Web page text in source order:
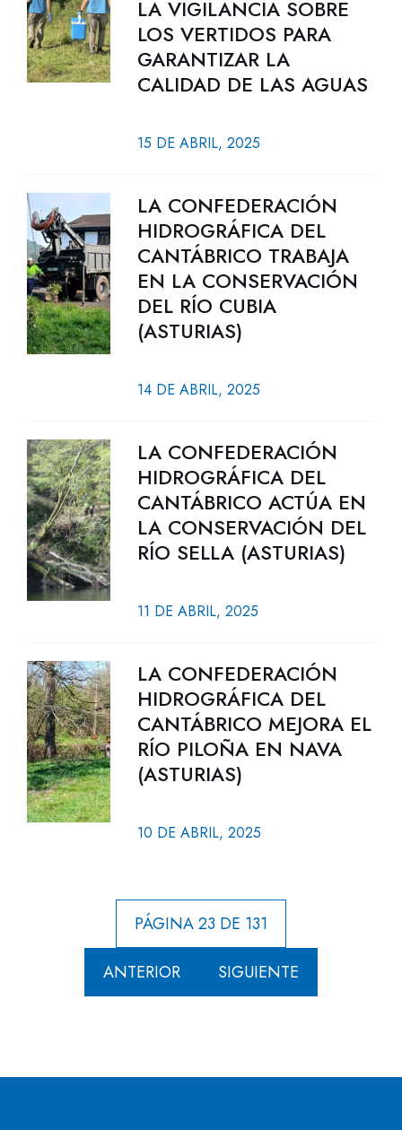
LA VIGILANCIA SOBRE
LOS VERTIDOS PARA
GARANTIZAR LA
CALIDAD DE LAS AGUAS
15 DE ABRIL, 2025
LA CONFEDERACIÓN
HIDROGRÁFICA DEL
CANTÁBRICO TRABAJA
EN LA CONSERVACIÓN
DEL RÍO CUBIA
(ASTURIAS)
14 DE ABRIL, 2025
LA CONFEDERACIÓN
HIDROGRÁFICA DEL
CANTÁBRICO ACTÚA EN
LA CONSERVACIÓN DEL
RÍO SELLA (ASTURIAS)
11 DE ABRIL, 2025
LA CONFEDERACIÓN
HIDROGRÁFICA DEL
CANTÁBRICO MEJORA EL
RÍO PILOÑA EN NAVA
(ASTURIAS)
10 DE ABRIL, 2025
PÁGINA 23 DE 131
ANTERIOR SIGUIENTE